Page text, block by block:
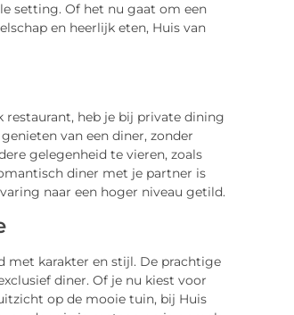
setting. Of het nu gaat om een
en heerlijk eten, Huis van
heb je bij private dining
van een diner, zonder
gelegenheid te vieren, zoals
diner met je partner is
naar een hoger niveau getild.
met karakter en stijl. De prachtige
diner. Of je nu kiest voor
op de mooie tuin, bij Huis